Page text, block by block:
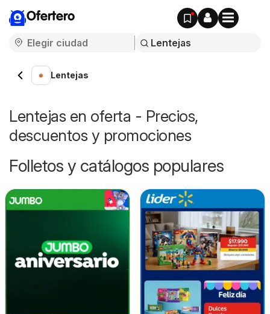
Ofertero
Lentejas
Lentejas en oferta - Precios,
descuentos y promociones
Folletos y catálogos populares